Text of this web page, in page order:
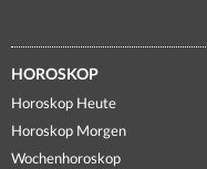
HOROSKOP
Horoskop Heute
Horoskop Morgen
Wochenhoroskop